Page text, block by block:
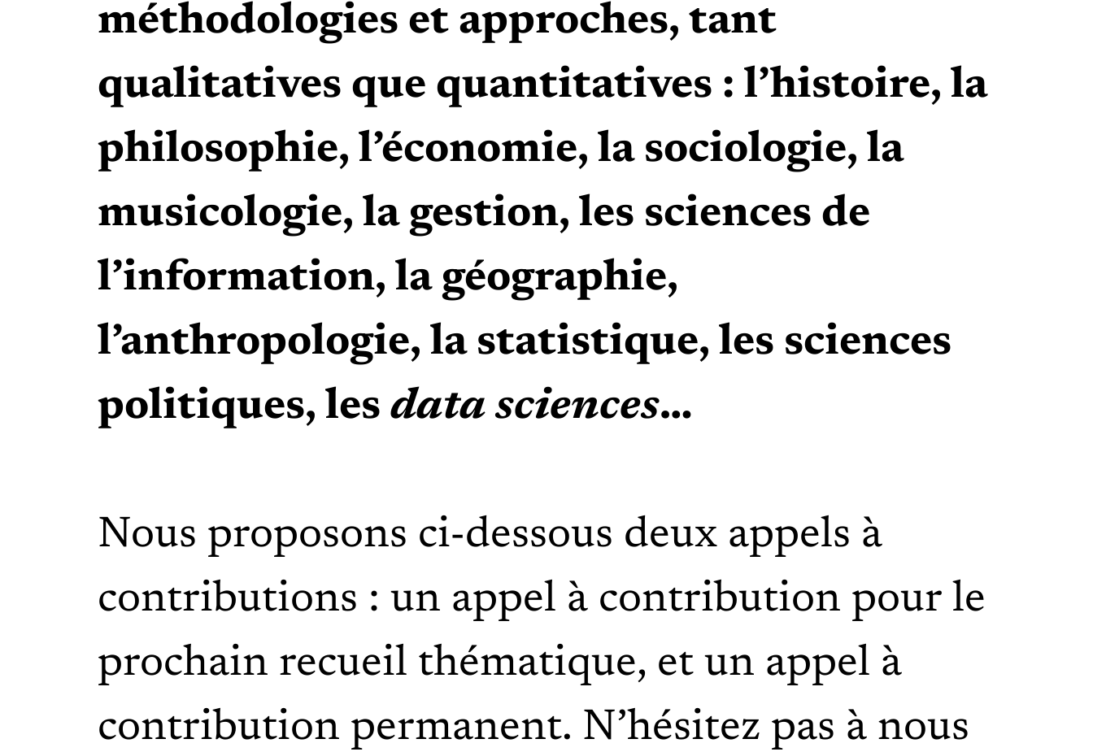
méthodologies et approches, tant
qualitatives que quantitatives : l’histoire, la
philosophie, l’économie, la sociologie, la
musicologie, la gestion, les sciences de
l’information, la géographie,
l’anthropologie, la statistique, les sciences
politiques, les data sciences…
Nous proposons ci-dessous deux appels à
contributions : un appel à contribution pour le
prochain recueil thématique, et un appel à
contribution permanent. N’hésitez pas à nous